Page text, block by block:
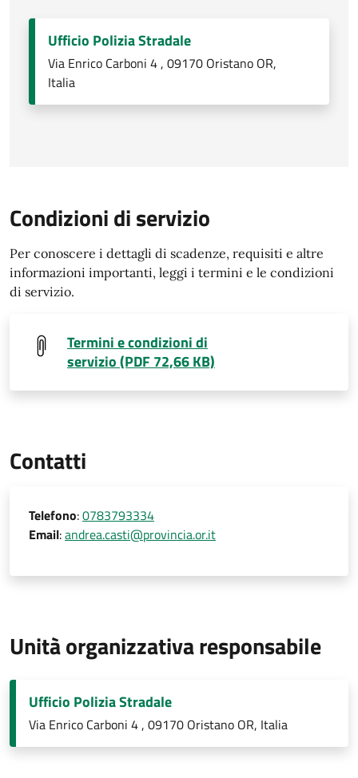
Ufficio Polizia Stradale
Via Enrico Carboni 4 , 09170 Oristano OR,
Italia
Condizioni di servizio
Per conoscere i dettagli di scadenze, requisiti e altre
informazioni importanti, leggi i termini e le condizioni
di servizio.
Termini e condizioni di
servizio (PDF 72,66 KB)
Contatti
Telefono:0783793334
Email:andrea.casti@provincia.or.it
Unità organizzativa responsabile
Ufficio Polizia Stradale
Via Enrico Carboni 4 , 09170 Oristano OR, Italia